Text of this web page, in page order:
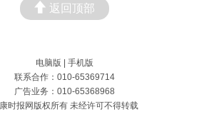
返回顶部
电脑版 | 手机版
联系合作：010-65369714
广告业务：010-65368968
时报网版权所有 未经许可不得转载